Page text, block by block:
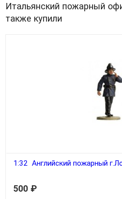
Итальянский пожарный
также купили
1:32 Английский пожарный
500 ₽